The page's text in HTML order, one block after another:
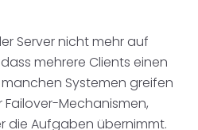
Server nicht mehr auf
mehrere Clients einen
Systemen greifen
Mechanismen,
die Aufgaben übernimmt.